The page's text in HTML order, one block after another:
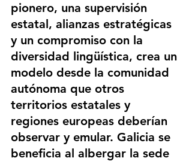
pionero, una supervisión
estatal, alianzas estratégicas
y un compromiso con la
diversidad lingüística, crea un
modelo desde la comunidad
autónoma que otros
territorios estatales y
regiones europeas deberían
observar y emular. Galicia se
beneficia al albergar la sede